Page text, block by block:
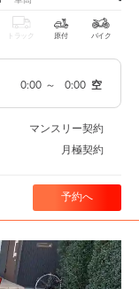
トラック 原付 バイク
0:00 ～ 0:00 空
マンスリー契約
月極契約
予約へ